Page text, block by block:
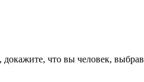
докажите, что вы человек, выбрав